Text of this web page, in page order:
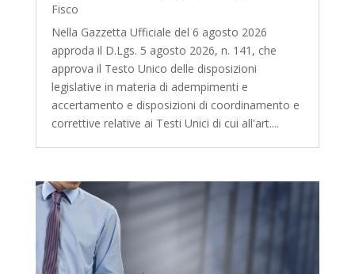
Fisco
Nella Gazzetta Ufficiale del 6 agosto 2026
approda il D.Lgs. 5 agosto 2026, n. 141, che
approva il Testo Unico delle disposizioni
legislative in materia di adempimenti e
accertamento e disposizioni di coordinamento e
correttive relative ai Testi Unici di cui all'art....